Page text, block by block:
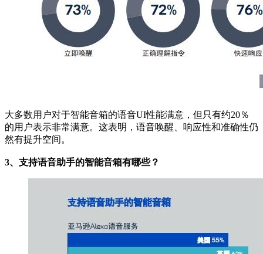
大多数用户对于智能音箱的语音UI性能满意，但只有约20％
的用户表示非常满意。这表明，语音唤醒、响应性和准确性仍
然有提升空间。
3、支持语音助手的智能音箱有哪些？